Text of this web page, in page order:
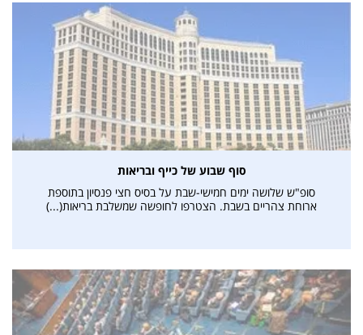
סוף שבוע של כייף ובריאות
סופ"ש שלושה ימים חמישי-שבת על בסיס חצי פנסיון בתוספת
ארוחת צהריים בשבת. הצטרפו לחופשה שמשלבת בריאות(...)